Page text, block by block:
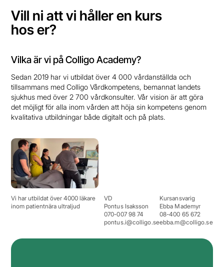
Vill ni att vi håller en kurs
hos er?
Vilka är vi på Colligo Academy?
Sedan 2019 har vi utbildat över 4 000 vårdanställda och
tillsammans med Colligo Vårdkompetens, bemannat landets
sjukhus med över 2 700 vårdkonsulter. Vår vision är att göra
det möjligt för alla inom vården att höja sin kompetens genom
kvalitativa utbildningar både digitalt och på plats.
Vi har utbildat över 4000 läkare
inom patientnära ultraljud
VD
Pontus Isaksson
070-007 98 74
pontus.i@colligo.se
Kursansvarig
Ebba Mademyr
08-400 65 672
ebba.m@colligo.se